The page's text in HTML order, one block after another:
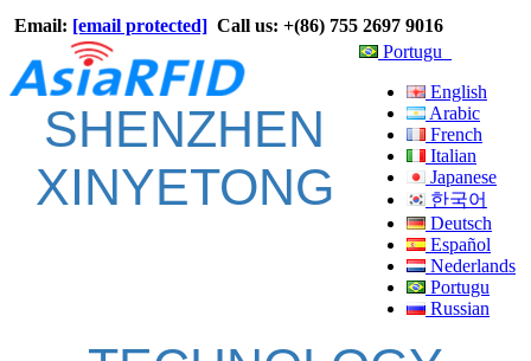
Email: [email protected] Call us: +(86) 755 2697 9016
Portugu
English
Arabic
French
Italian
Japanese
한국어
Deutsch
Español
Nederlands
Portugu
Russian
SHENZHEN
XINYETONG